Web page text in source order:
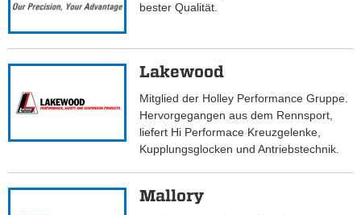
bester Qualität.
Lakewood
Mitglied der Holley Performance Gruppe.
Hervorgegangen aus dem Rennsport,
liefert Hi Performace Kreuzgelenke,
Kupplungsglocken und Antriebstechnik.
Mallory